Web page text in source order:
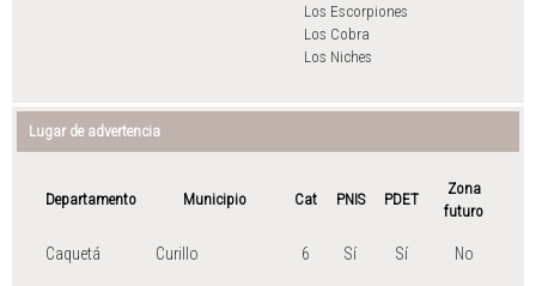
Los Escorpiones
Los Cobra
Los Niches
Lugar de advertencia
Departamento Municipio Cat PNIS PDET
Zona
futuro
Caquetá Curillo 6 Sí Sí No